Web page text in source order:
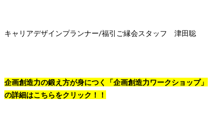
キャリアデザインプランナー/福引ご縁会スタッフ 津田聡
企画創造力の鍛え方が身につく「企画創造力ワークショップ」
の詳細はこちらをクリック！！